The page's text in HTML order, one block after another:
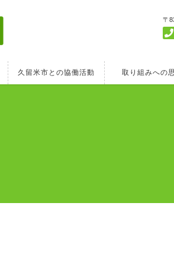
〒
久留米市との協働活動 取り組みへの